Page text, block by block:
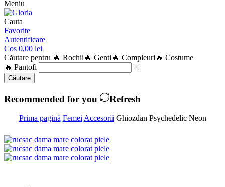
Meniu
Cauta
Favorite
Autentificare
Cos 0,00 lei
Căutare pentru 🔥 Rochii 🔥 Genti 🔥 Compleuri 🔥 Costume
🔥 Pantofi
Căutare
Recommended for you Refresh
Prima pagină Femei Accesorii Ghiozdan Psychedelic Neon